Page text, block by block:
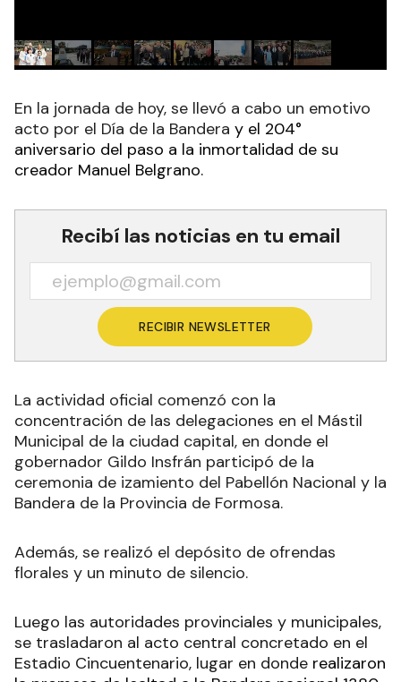
En la jornada de hoy, se llevó a cabo un emotivo
acto por el Día de la Bandera y el 204°
aniversario del paso a la inmortalidad de su
creador Manuel Belgrano.
Recibí las noticias en tu email
RECIBIR NEWSLETTER
La actividad oficial comenzó con la
concentración de las delegaciones en el Mástil
Municipal de la ciudad capital, en donde el
gobernador Gildo Insfrán participó de la
ceremonia de izamiento del Pabellón Nacional y la
Bandera de la Provincia de Formosa.
Además, se realizó el depósito de ofrendas
florales y un minuto de silencio.
Luego las autoridades provinciales y municipales,
se trasladaron al acto central concretado en el
Estadio Cincuentenario, lugar en donde realizaron